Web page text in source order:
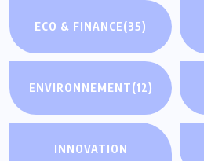
ECO & FINANCE(35)
ENVIRONNEMENT(12)
INNOVATION